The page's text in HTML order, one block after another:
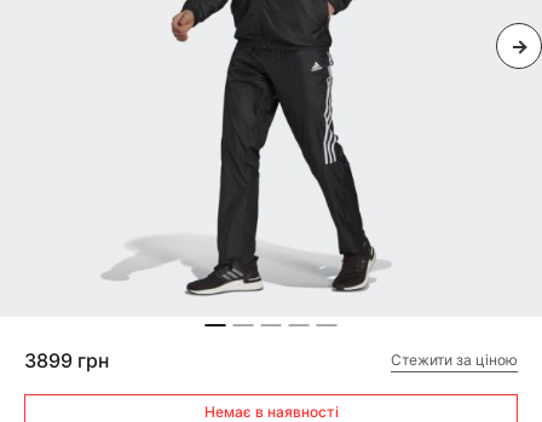
3899 грн Стежити за ціною
Немає в наявності